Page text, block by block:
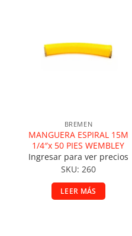
BREMEN
MANGUERA ESPIRAL 15M
1/4″x 50 PIES WEMBLEY
Ingresar para ver precios
SKU: 260
LEER MÁS